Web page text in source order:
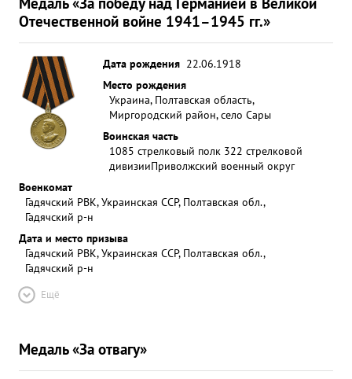
Отечественной войне 1941–1945 гг.»
Дата рождения 22.06.1918
Место рождения
Украина, Полтавская область,
Миргородский район, село Сары
Воинская часть
1085 стрелковый полк 322 стрелковой
дивизииПриволжский военный округ
Военкомат
Гадячский РВК, Украинская ССР, Полтавская обл.,
Гадячский р-н
Дата и место призыва
Гадячский РВК, Украинская ССР, Полтавская обл.,
Гадячский р-н
Ещё
Медаль «За отвагу»